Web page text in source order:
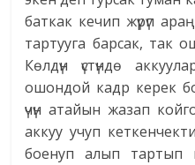
баткак кечип жүрүп
тартууга барсак, так
Көлдүн үстүндө
ошондой кадр керек
үчүн атайын жазап
аккуу учуп
боенуп алып тартып